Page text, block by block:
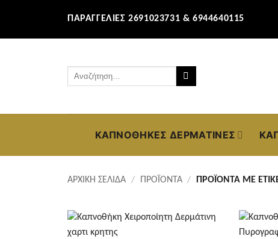
περιεχόμενο
ΠΑΡΑΓΓΕΛΊΕΣ 2691023731 & 6944640115
ΚΑΠΝΟΘΉΚΕΣ ΔΕΡΜΆΤΙΝΕΣ
ΑΡΧΙΚΉ ΣΕΛΊΔΑ / ΠΡΟΪΌΝΤΑ / ΠΡΟΪΌΝΤΑ ΜΕ
+